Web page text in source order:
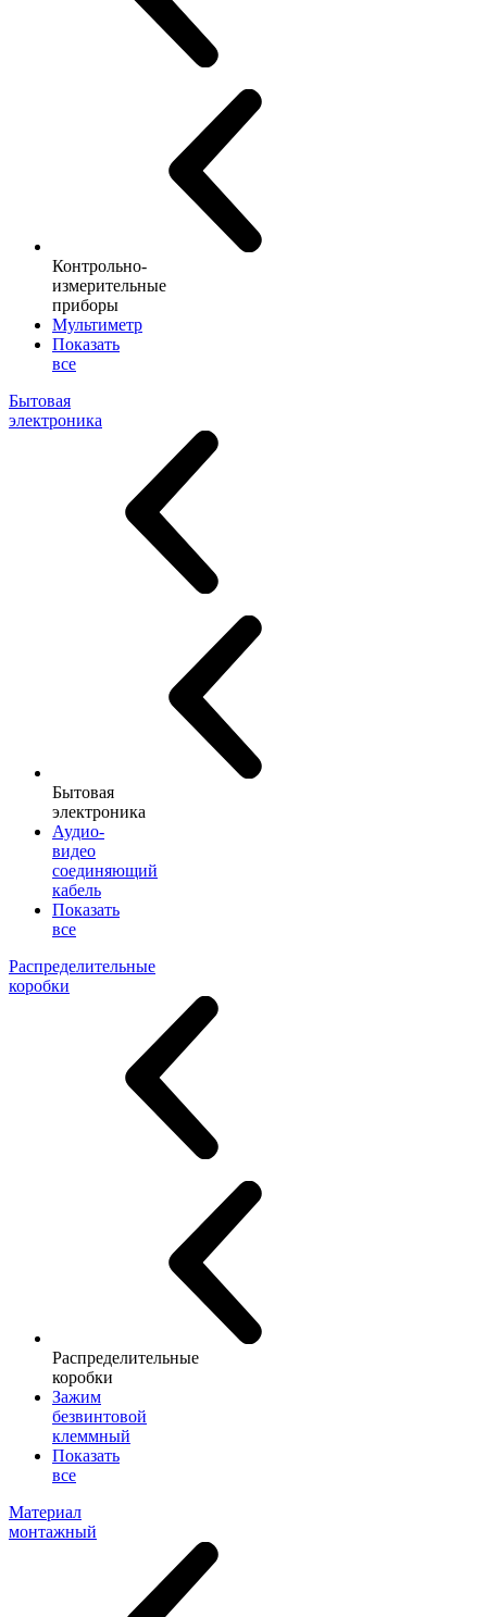
Контрольно-
измерительные
приборы
Мультиметр
Показать
все
Бытовая
электроника
Бытовая
электроника
Аудио-
видео
соединяющий
кабель
Показать
все
Распределительные
коробки
Распределительные
коробки
Зажим
безвинтовой
клеммный
Показать
все
Материал
монтажный